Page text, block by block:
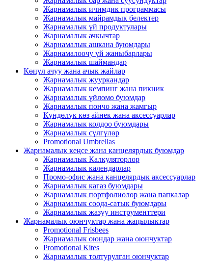
Жарнамалык ичимдик программасы
Жарнамалык майрамдык белектер
Жарнамалык үй продуктулары
Жарнамалык ачкычтар
Жарнамалык ашкана буюмдары
Жарнамалоочу үй жаныбарлары
Жарнамалык шаймандар
Көңүл ачуу жана ачык жайлар
Жарнамалык жууркандар
Жарнамалык кемпинг жана пикник
Жарнамалык үйлөмө буюмдар
Жарнамалык пончо жана жамгыр
Күндөлүк көз айнек жана аксессуарлар
Жарнамалык колдоо буюмдары
Жарнамалык сүлгүлөр
Promotional Umbrellas
Жарнамалык кеңсе жана канцелярдык буюмдар
Жарнамалык Калкуляторлор
Жарнамалык календарлар
Промо-офис жана канцелярдык аксессуарлар
Жарнамалык кагаз буюмдары
Жарнамалык портфолиолор жана папкалар
Жарнамалык соода-сатык буюмдары
Жарнамалык жазуу инструменттери
Жарнамалык оюнчуктар жана жаңылыктар
Promotional Frisbees
Жарнамалык оюндар жана оюнчуктар
Promotional Kites
Жарнамалык толтурулган оюнчуктар